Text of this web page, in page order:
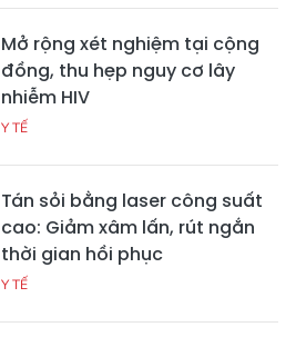
Mở rộng xét nghiệm tại cộng
đồng, thu hẹp nguy cơ lây
nhiễm HIV
Y TẾ
Tán sỏi bằng laser công suất
cao: Giảm xâm lấn, rút ngắn
thời gian hồi phục
Y TẾ